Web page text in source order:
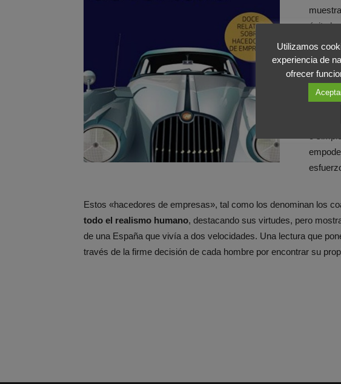
éxito
Planeta
Suizay
Sus
Estos «hacedores de empresas», tal como los denominan los
todo el realismo humano, destacando sus virtudes, pero
de una España que vivía a dos velocidades. Una lectura que
través de la firme decisión de cada hombre por encontrar su
Utilizamos
experiencia de
ofrecer